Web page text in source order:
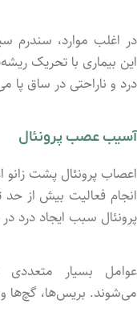
در اغلب موارد، سندرم
این بیماری با تحریک
درد و ناراحتی در ساق پا
آسیب عصب پرونئال
اعصاب پرونئال پشت
انجام فعالیت بیش از
پرونئال سبب ایجاد درد
عوامل بسیار
می‌شوند. بریس‌ها، گچ‌ها